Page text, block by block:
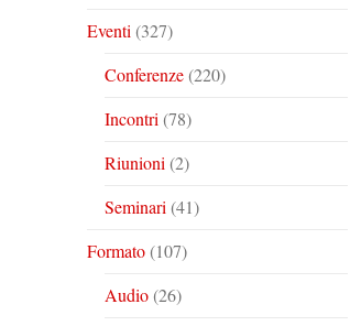
Eventi (327)
Conferenze(220)
Incontri (78)
Riunioni (2)
Seminari (41)
Formato(107)
Audio(26)